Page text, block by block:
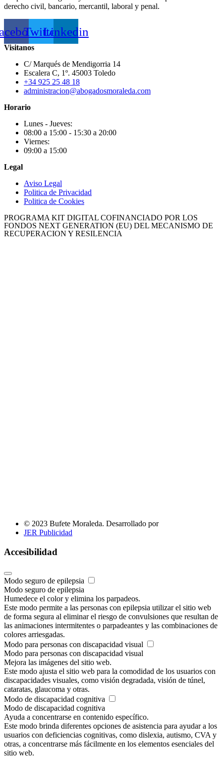
derecho civil, bancario, mercantil, laboral y penal.
TwitterLinkedin
Visitanos
C/ Marqués de Mendigorria 14
Escalera C, 1º. 45003 Toledo
+34 925 25 48 18
administracion@abogadosmoraleda.com
Horario
Lunes - Jueves:
08:00 a 15:00 - 15:30 a 20:00
Viernes:
09:00 a 15:00
Legal
Aviso Legal
Politica de Privacidad
Politica de Cookies
PROGRAMA KIT DIGITAL COFINANCIADO POR LOS
FONDOS NEXT GENERATION (EU) DEL MECANISMO DE
RECUPERACION Y RESILENCIA
© 2023 Bufete Moraleda. Desarrollado por
JER Publicidad
Accesibilidad
Modo seguro de epilepsia
Modo seguro de epilepsia
Humedece el color y elimina los parpadeos.
Este modo permite a las personas con epilepsia utilizar el sitio web
de forma segura al eliminar el riesgo de convulsiones que resultan de
las animaciones intermitentes o parpadeantes y las combinaciones de
colores arriesgadas.
Modo para personas con discapacidad visual
Modo para personas con discapacidad visual
Mejora las imágenes del sitio web.
Este modo ajusta el sitio web para la comodidad de los usuarios con
discapacidades visuales, como visión degradada, visión de túnel,
cataratas, glaucoma y otras.
Modo de discapacidad cognitiva
Modo de discapacidad cognitiva
Ayuda a concentrarse en contenido específico.
Este modo brinda diferentes opciones de asistencia para ayudar a los
usuarios con deficiencias cognitivas, como dislexia, autismo, CVA y
otras, a concentrarse más fácilmente en los elementos esenciales del
sitio web.